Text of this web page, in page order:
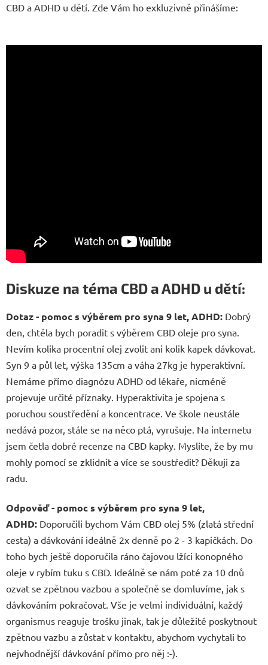
CBD a ADHD u dětí. Zde Vám ho exkluzivně přinášíme:
Diskuze na téma CBD a ADHD u dětí:
Dotaz - pomoc s výběrem pro syna 9 let, ADHD: Dobrý
den, chtěla bych poradit s výběrem CBD oleje pro syna.
Nevím kolika procentní olej zvolit ani kolik kapek dávkovat.
Syn 9 a půl let, výška 135cm a váha 27kg je hyperaktivní.
Nemáme přímo diagnózu ADHD od lékaře, nicméně
projevuje určité příznaky. Hyperaktivita je spojena s
poruchou soustředění a koncentrace. Ve škole neustále
nedává pozor, stále se na něco ptá, vyrušuje. Na internetu
jsem četla dobré recenze na CBD kapky. Myslíte, že by mu
mohly pomocí se zklidnit a více se soustředit? Děkuji za
radu.
Odpověď - pomoc s výběrem pro syna 9 let,
ADHD: Doporučili bychom Vám CBD olej 5% (zlatá střední
cesta) a dávkování ideálně 2x denně po 2 - 3 kapičkách. Do
toho bych ještě doporučila ráno čajovou lžíci konopného
oleje v rybím tuku s CBD. Ideálně se nám poté za 10 dnů
ozvat se zpětnou vazbou a společně se domluvíme, jak s
dávkováním pokračovat. Vše je velmi individuální, každý
organismus reaguje trošku jinak, tak je důležité poskytnout
zpětnou vazbu a zůstat v kontaktu, abychom vychytali to
nejvhodnější dávkování přímo pro něj :-).